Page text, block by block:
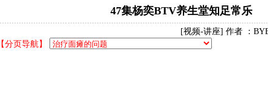
47集杨奕BTV养生堂知足常乐
[视频-讲座] 作者 ：
【分页导航】